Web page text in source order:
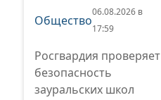
Общество
06.08.2026 в
17:59
Росгвардия проверяет
безопасность
зауральских школ